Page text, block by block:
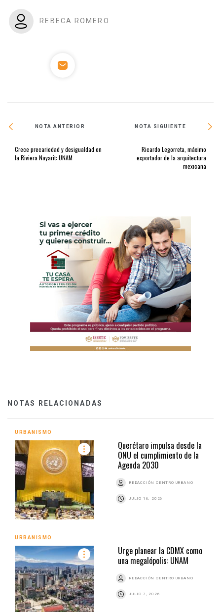
REBECA ROMERO
NOTA ANTERIOR
Crece precariedad y desigualdad en
la Riviera Nayarit: UNAM
NOTA SIGUIENTE
Ricardo Legorreta, máximo
exportador de la arquitectura
mexicana
NOTAS RELACIONADAS
URBANISMO
Querétaro impulsa desde la
ONU el cumplimiento de la
Agenda 2030
REDACCIÓN CENTRO URBANO
JULIO 16, 2026
URBANISMO
Urge planear la CDMX como
una megalópolis: UNAM
REDACCIÓN CENTRO URBANO
JULIO 7, 2026